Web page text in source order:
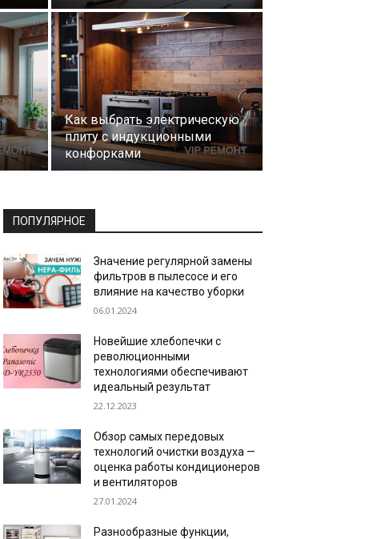
Как выбрать электрическую
плиту с индукционными
конфорками
ПОПУЛЯРНОЕ
Значение регулярной замены
фильтров в пылесосе и его
влияние на качество уборки
06.01.2024
Новейшие хлебопечки с
революционными
технологиями обеспечивают
идеальный результат
22.12.2023
Обзор самых передовых
технологий очистки воздуха —
оценка работы кондиционеров
и вентиляторов
27.01.2024
Разнообразные функции,